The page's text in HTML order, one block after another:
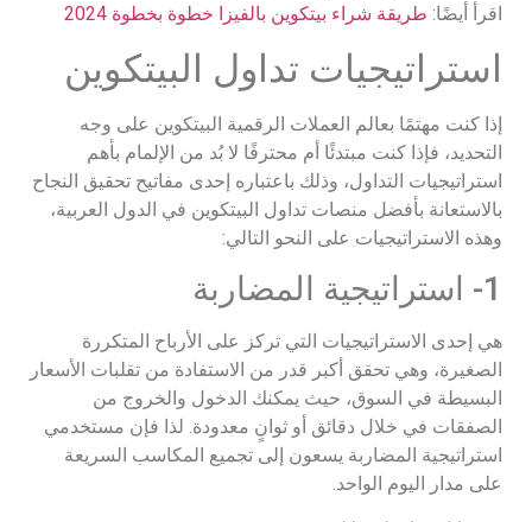
اقرأ أيضًا: طريقة شراء بيتكوين بالفيزا خطوة بخطوة 2024
استراتيجيات تداول البيتكوين
إذا كنت مهتمًا بعالم العملات الرقمية البيتكوين على وجه
التحديد، فإذا كنت مبتدئًا أم محترفًا لا بُد من الإلمام بأهم
استراتيجيات التداول، وذلك باعتباره إحدى مفاتيح تحقيق النجاح
بالاستعانة بأفضل منصات تداول البيتكوين في الدول العربية،
وهذه الاستراتيجيات على النحو التالي:
1- استراتيجية المضاربة
هي إحدى الاستراتيجيات التي تركز على الأرباح المتكررة
الصغيرة، وهي تحقق أكبر قدر من الاستفادة من تقلبات الأسعار
البسيطة في السوق، حيث يمكنك الدخول والخروج من
الصفقات في خلال دقائق أو ثوانٍ معدودة. لذا فإن مستخدمي
استراتيجية المضاربة يسعون إلى تجميع المكاسب السريعة
على مدار اليوم الواحد.